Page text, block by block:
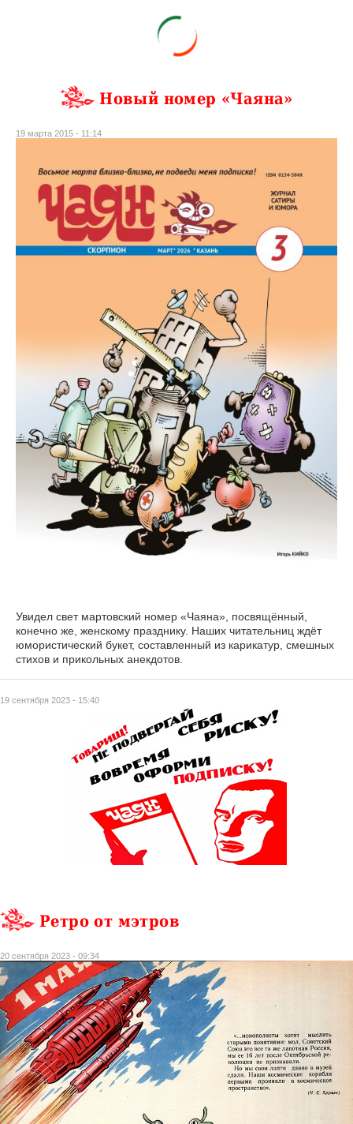
19 сентября 2023 - 15:40
Новый номер «Чаяна»
19 марта 2015 - 11:14
Увидел свет мартовский номер «Чаяна», посвящённый,
конечно же, женскому празднику. Наших читательниц ждёт
юмористический букет, составленный из карикатур, смешных
стихов и прикольных анекдотов.
Ретро от мэтров
20 сентября 2023 - 09:34